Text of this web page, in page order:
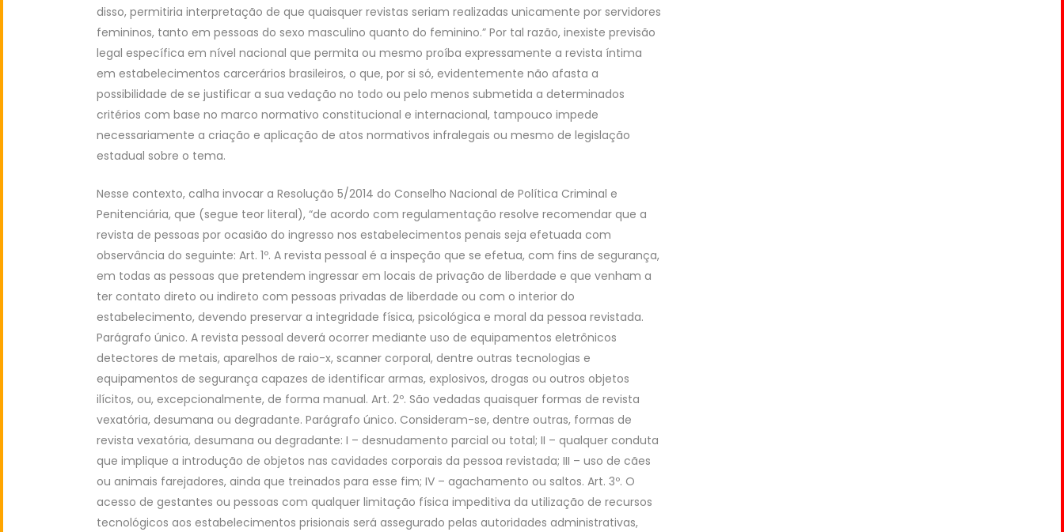
disso, permitiria interpretação de que quaisquer revistas seriam realizadas unicamente por servidores
femininos, tanto em pessoas do sexo masculino quanto do feminino.” Por tal razão, inexiste previsão
legal específica em nível nacional que permita ou mesmo proíba expressamente a revista íntima
em estabelecimentos carcerários brasileiros, o que, por si só, evidentemente não afasta a
possibilidade de se justificar a sua vedação no todo ou pelo menos submetida a determinados
critérios com base no marco normativo constitucional e internacional, tampouco impede
necessariamente a criação e aplicação de atos normativos infralegais ou mesmo de legislação
estadual sobre o tema.
Nesse contexto, calha invocar a Resolução 5/2014 do Conselho Nacional de Política Criminal e
Penitenciária, que (segue teor literal), “de acordo com regulamentação resolve recomendar que a
revista de pessoas por ocasião do ingresso nos estabelecimentos penais seja efetuada com
observância do seguinte: Art. 1º. A revista pessoal é a inspeção que se efetua, com fins de segurança,
em todas as pessoas que pretendem ingressar em locais de privação de liberdade e que venham a
ter contato direto ou indireto com pessoas privadas de liberdade ou com o interior do
estabelecimento, devendo preservar a integridade física, psicológica e moral da pessoa revistada.
Parágrafo único. A revista pessoal deverá ocorrer mediante uso de equipamentos eletrônicos
detectores de metais, aparelhos de raio-x, scanner corporal, dentre outras tecnologias e
equipamentos de segurança capazes de identificar armas, explosivos, drogas ou outros objetos
ilícitos, ou, excepcionalmente, de forma manual. Art. 2º. São vedadas quaisquer formas de revista
vexatória, desumana ou degradante. Parágrafo único. Consideram-se, dentre outras, formas de
revista vexatória, desumana ou degradante: I – desnudamento parcial ou total; II – qualquer conduta
que implique a introdução de objetos nas cavidades corporais da pessoa revistada; III – uso de cães
ou animais farejadores, ainda que treinados para esse fim; IV – agachamento ou saltos. Art. 3º. O
acesso de gestantes ou pessoas com qualquer limitação física impeditiva da utilização de recursos
tecnológicos aos estabelecimentos prisionais será assegurado pelas autoridades administrativas,